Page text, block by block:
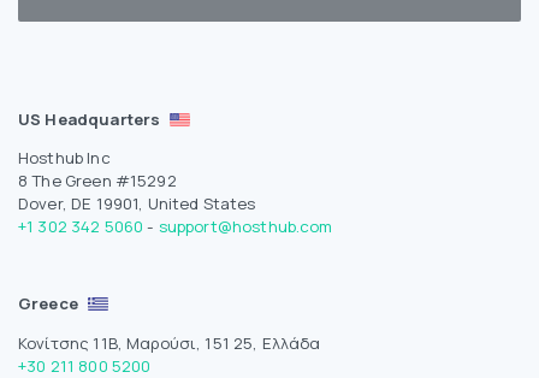
US Headquarters
Hosthub Inc
8 The Green #15292
Dover, DE 19901, United States
+1 302 342 5060 - support@hosthub.com
Greece
Κονίτσης 11Β, Μαρούσι, 151 25, Ελλάδα
+30 211 800 5200